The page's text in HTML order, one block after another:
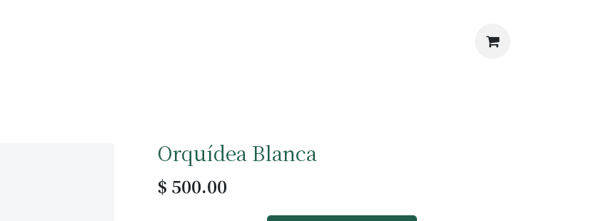
Orquídea Blanca
$ 500.00